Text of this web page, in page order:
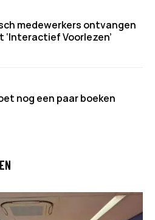
medewerkers ontvangen
Voorlezen’
nog een paar boeken